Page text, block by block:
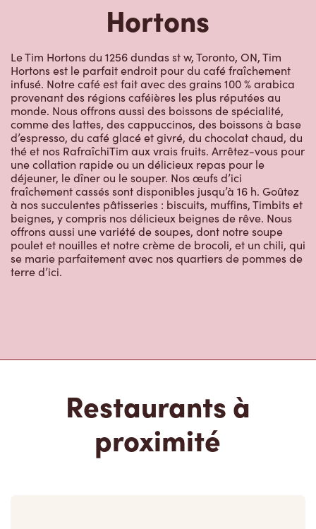
Hortons
Le Tim Hortons du 1256 dundas st w, Toronto, ON, Tim
Hortons est le parfait endroit pour du café fraîchement
infusé. Notre café est fait avec des grains 100 % arabica
provenant des régions caféières les plus réputées au
monde. Nous offrons aussi des boissons de spécialité,
comme des lattes, des cappuccinos, des boissons à base
d’espresso, du café glacé et givré, du chocolat chaud, du
thé et nos RafraîchiTim aux vrais fruits. Arrêtez-vous pour
une collation rapide ou un délicieux repas pour le
déjeuner, le dîner ou le souper. Nos œufs d’ici
fraîchement cassés sont disponibles jusqu’à 16 h. Goûtez
à nos succulentes pâtisseries : biscuits, muffins, Timbits et
beignes, y compris nos délicieux beignes de rêve. Nous
offrons aussi une variété de soupes, dont notre soupe
poulet et nouilles et notre crème de brocoli, et un chili, qui
se marie parfaitement avec nos quartiers de pommes de
terre d’ici.
Restaurants à
proximité